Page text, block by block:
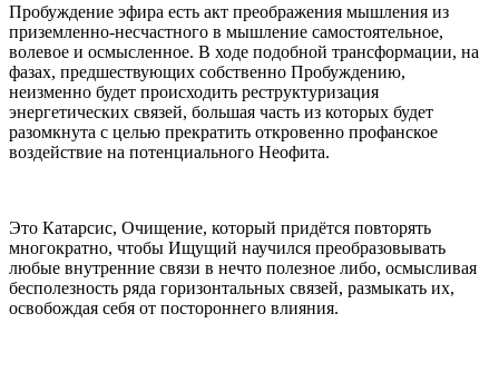
Пробуждение эфира есть акт преображения мышления из
приземленно-несчастного в мышление самостоятельное,
волевое и осмысленное. В ходе подобной трансформации, на
фазах, предшествующих собственно Пробуждению,
неизменно будет происходить реструктуризация
энергетических связей, большая часть из которых будет
разомкнута с целью прекратить откровенно профанское
воздействие на потенциального Неофита.
Это Катарсис, Очищение, который придётся повторять
многократно, чтобы Ищущий научился преобразовывать
любые внутренние связи в нечто полезное либо, осмысливая
бесполезность ряда горизонтальных связей, размыкать их,
освобождая себя от постороннего влияния.